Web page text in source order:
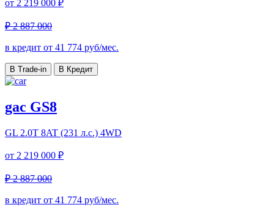
от 2 219 000 ₽
₽ 2 887 000
в кредит от 41 774 руб/мес.
В Trade-in В Кредит
gac GS8
GL 2.0T 8AT (231 л.с.) 4WD
от 2 219 000 ₽
₽ 2 887 000
в кредит от 41 774 руб/мес.